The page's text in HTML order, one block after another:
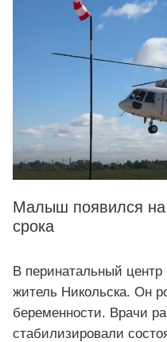
Малыш появился на
срока
В перинатальный
житель Никольска. Он
беременности. Врачи
стабилизировали